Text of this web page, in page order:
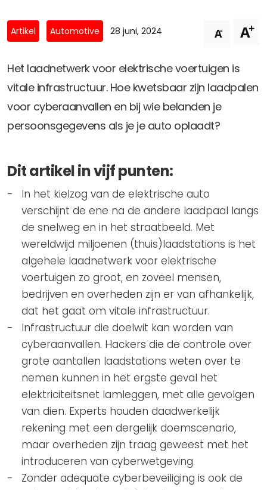
SpecifiekeToestemming.nl
Contact
ANBI Status
Playlist
Artikel Automotive 28 juni, 2024 A- A+
Het laadnetwerk voor elektrische voertuigen is
vitale infrastructuur. Hoe kwetsbaar zijn laadpalen
voor cyberaanvallen en bij wie belanden je
persoonsgegevens als je je auto oplaadt?
Dit artikel in vijf punten:
In het kielzog van de elektrische auto
verschijnt de ene na de andere laadpaal langs
de snelweg en in het straatbeeld. Met
wereldwijd miljoenen (thuis)laadstations is het
algehele laadnetwerk voor elektrische
voertuigen zo groot, en zoveel mensen,
bedrijven en overheden zijn er van afhankelijk,
dat het gaat om vitale infrastructuur.
Infrastructuur die doelwit kan worden van
cyberaanvallen. Hackers die de controle over
grote aantallen laadstations weten over te
nemen kunnen in het ergste geval het
elektriciteitsnet lamleggen, met alle gevolgen
van dien. Experts houden daadwerkelijk
rekening met een dergelijk doemscenario,
maar overheden zijn traag geweest met het
introduceren van cyberwetgeving.
Zonder adequate cyberbeveiliging is ook de